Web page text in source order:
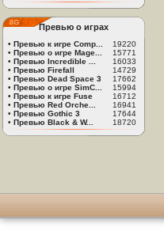
Превью о играх
• Превью к игре Comp...
19220
• Превью о игре Mage...
15771
• Превью Incredible ...
16033
• Превью Firefall
14729
• Превью Dead Space 3
17662
• Превью о игре SimC...
15994
• Превью к игре Fuse
16712
• Превью Red Orche...
16941
• Превью Gothic 3
17644
• Превью Black & W... 18720